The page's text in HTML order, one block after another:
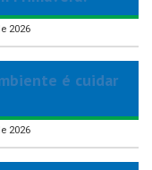
2026
é cuidar
2026